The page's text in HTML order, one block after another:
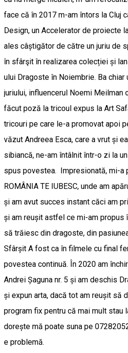
face că în 2017 m-am întors la Cluj
Design, un Accelerator de proiecte
ales câștigător de către un juriu de
în sfârşit în realizarea colecției și
ului Dragoste în Noiembrie. Ba chiar
juriului, influencerul Noemi Meilman
făcut poză la tricoul expus la Art
tricouri pe care le-a promovat apoi
văzut Andreea Esca, care a vrut și
sibiancă, ne-am întâlnit într-o zi la
spus povestea. Impresionată, mi-a
ROMÂNIA TE IUBESC, unde am
și am avut succes instant căci am
și am reușit astfel ce mi-am propus
să trăiesc din dragoste, din
Sfârșit A fost ca în filmele cu final
povestea continuă. În 2020 am
Andrei Șaguna nr. 5 și am deschis
și expun arta, dacă tot am reușit să
program fix pentru că mai mult stau
dorește mă poate suna pe
e problemă.